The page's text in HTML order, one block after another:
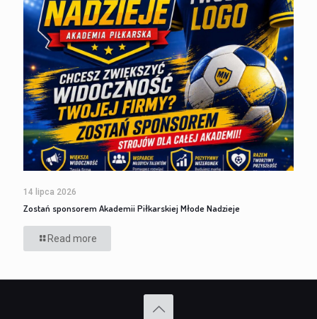
14 lipca 2026
Zostań sponsorem Akademii Piłkarskiej Młode Nadzieje
Read more